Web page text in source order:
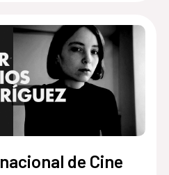
de Cine